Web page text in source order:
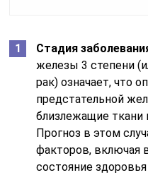
Стадия
железы 3 степени
рак) означает, что
предстательной
близлежащие ткани
Прогноз в этом
факторов, включая
состояние